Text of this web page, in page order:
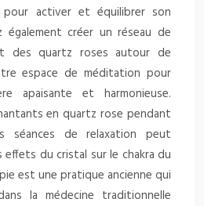
pour activer et équilibrer son
également créer un réseau de
des quartz roses autour de
espace de méditation pour
apaisante et harmonieuse.
en quartz rose pendant
séances de relaxation peut
effets du cristal sur le chakra du
est une pratique ancienne qui
la médecine traditionnelle